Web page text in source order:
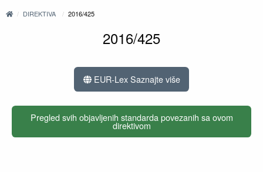
DIREKTIVA 2016/425
2016/425
EUR-Lex Saznajte više
Pregled svih objavljenih standarda povezanih sa ovom
direktivom